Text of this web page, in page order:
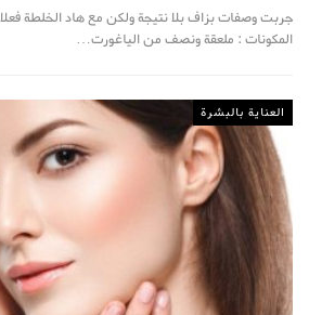
جربت وصفات بزاف بلا نتيجة ولكن مع هاد الخلطة
المكونات : ملعقة ونصف من الياغورت…
العناية بالبشرة